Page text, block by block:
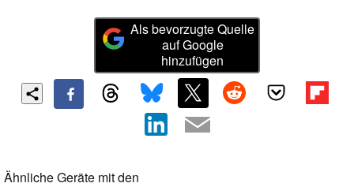
Als bevorzugte Quelle
auf Google
hinzufügen
Ähnliche Geräte mit den